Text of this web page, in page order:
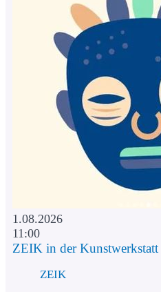
1.08.2026
11:00
ZEIK in der Kunstwerkstatt
ZEIK